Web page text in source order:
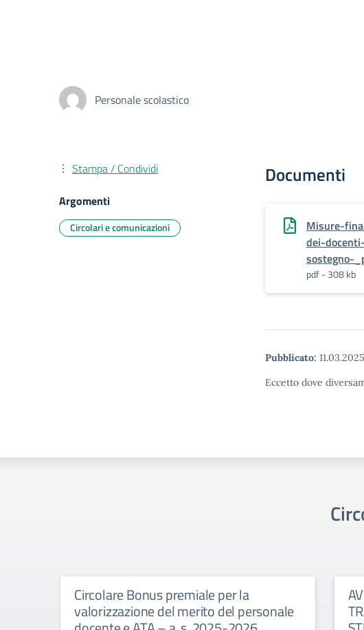
Personale scolastico
Documenti
Misure-
dei-
sostegno-
pdf - 308 kb
Pubblicato: 11.03.2025
Eccetto dove
Stampa / Condividi
Argomenti
Circolari e comunicazioni
Circolare Bonus premiale per la
valorizzazione del merito del personale